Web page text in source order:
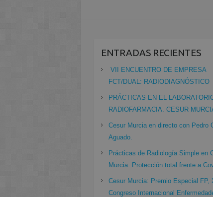
ENTRADAS RECIENTES
VII ENCUENTRO DE EMPRESA
FCT/DUAL: RADIODIAGNÓSTICO
PRÁCTICAS EN EL
RADIOFARMACIA. CESUR
Cesur Murcia en directo con Pedro
Aguado.
Prácticas de Radiología Simple en
Murcia. Protección total frente a
Cesur Murcia: Premio Especial FP,
Congreso Internacional